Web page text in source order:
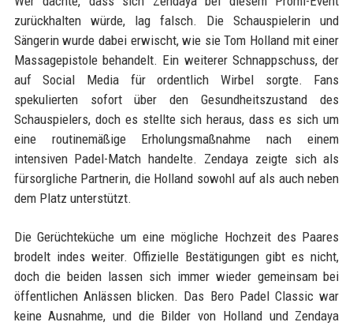
zurückhalten würde, lag falsch. Die Schauspielerin und
Sängerin wurde dabei erwischt, wie sie Tom Holland mit einer
Massagepistole behandelt. Ein weiterer Schnappschuss, der
auf Social Media für ordentlich Wirbel sorgte. Fans
spekulierten sofort über den Gesundheitszustand des
Schauspielers, doch es stellte sich heraus, dass es sich um
eine routinemäßige Erholungsmaßnahme nach einem
intensiven Padel-Match handelte. Zendaya zeigte sich als
fürsorgliche Partnerin, die Holland sowohl auf als auch neben
dem Platz unterstützt.
Die Gerüchteküche um eine mögliche Hochzeit des Paares
brodelt indes weiter. Offizielle Bestätigungen gibt es nicht,
doch die beiden lassen sich immer wieder gemeinsam bei
öffentlichen Anlässen blicken. Das Bero Padel Classic war
keine Ausnahme, und die Bilder von Holland und Zendaya